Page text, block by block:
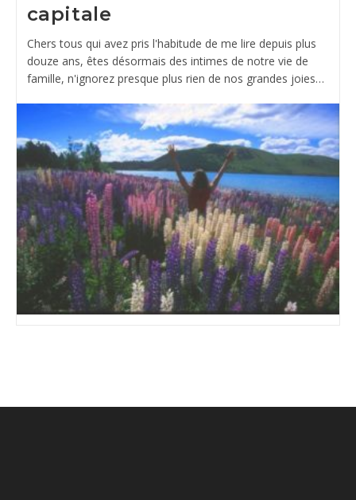
capitale
Chers tous qui avez pris l'habitude de me lire depuis plus
douze ans, êtes désormais des intimes de notre vie de
famille, n'ignorez presque plus rien de nos grandes joies…